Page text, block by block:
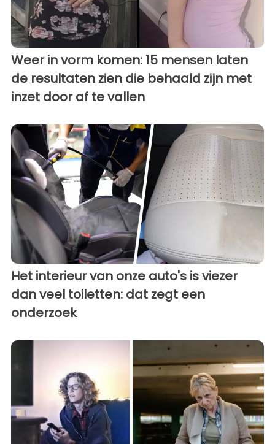
Weer in vorm komen: 15 mensen laten
de resultaten zien die behaald zijn met
inzet door af te vallen
Het interieur van onze auto's is viezer
dan veel toiletten: dat zegt een
onderzoek